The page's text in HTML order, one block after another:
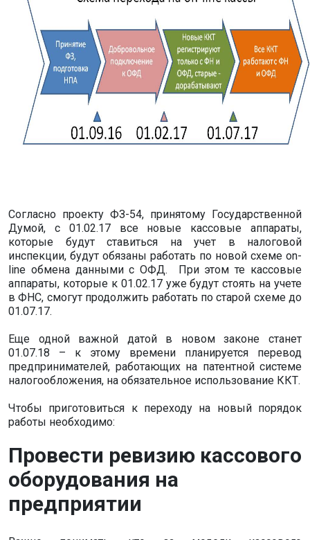
Согласно проекту ФЗ-54, принятому Государственной
Думой, с 01.02.17 все новые кассовые аппараты,
которые будут ставиться на учет в налоговой
инспекции, будут обязаны работать по новой схеме on-
line обмена данными с ОФД. При этом те кассовые
аппараты, которые к 01.02.17 уже будут стоять на учете
в ФНС, смогут продолжить работать по старой схеме до
01.07.17.
Еще одной важной датой в новом законе станет
01.07.18 – к этому времени планируется перевод
предпринимателей, работающих на патентной системе
налогообложения, на обязательное использование ККТ.
Чтобы приготовиться к переходу на новый порядок
работы необходимо:
Провести ревизию кассового
оборудования на
предприятии